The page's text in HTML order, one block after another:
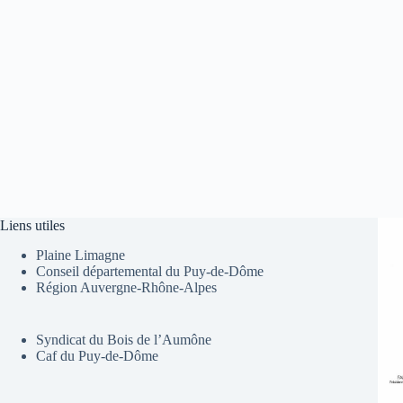
Liens utiles
Plaine Limagne
Conseil départemental du Puy-de-Dôme
Région Auvergne-Rhône-Alpes
Syndicat du Bois de l’Aumône
Caf du Puy-de-Dôme